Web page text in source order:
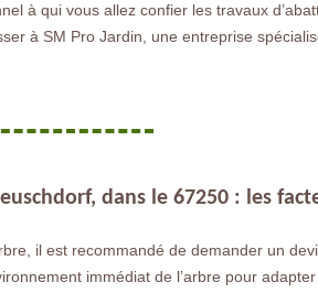
à qui vous allez confier les travaux
à SM Pro Jardin, une entreprise
dans le 67250 : les
il est recommandé de demander un
immédiat de l’arbre pour